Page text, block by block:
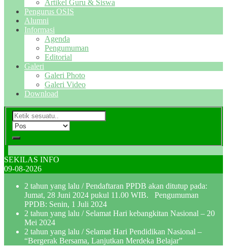
Artikel Guru & Siswa
Pengurus OSIS
Alumni
Informasi
Agenda
Pengumuman
Editorial
Galeri
Galeri Photo
Galeri Video
Download
SEKILAS INFO
09-08-2026
2 tahun yang lalu / Pendaftaran PPDB akan ditutup pada:
Jumat, 28 Juni 2024 pukul 11.00 WIB. Pengumuman
PPDB: Senin, 1 Juli 2024
2 tahun yang lalu / Selamat Hari kebangkitan Nasional – 20
Mei 2024
2 tahun yang lalu / Selamat Hari Pendidikan Nasional –
“Bergerak Bersama, Lanjutkan Merdeka Belajar”